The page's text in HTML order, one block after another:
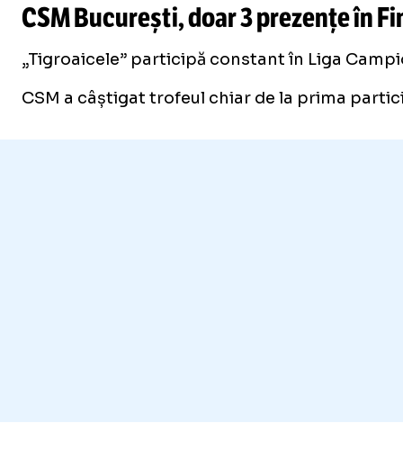
CSM București, doar 3 prezențe în
„Tigroaicele” participă constant în Liga
CSM a câștigat trofeul chiar de la prima